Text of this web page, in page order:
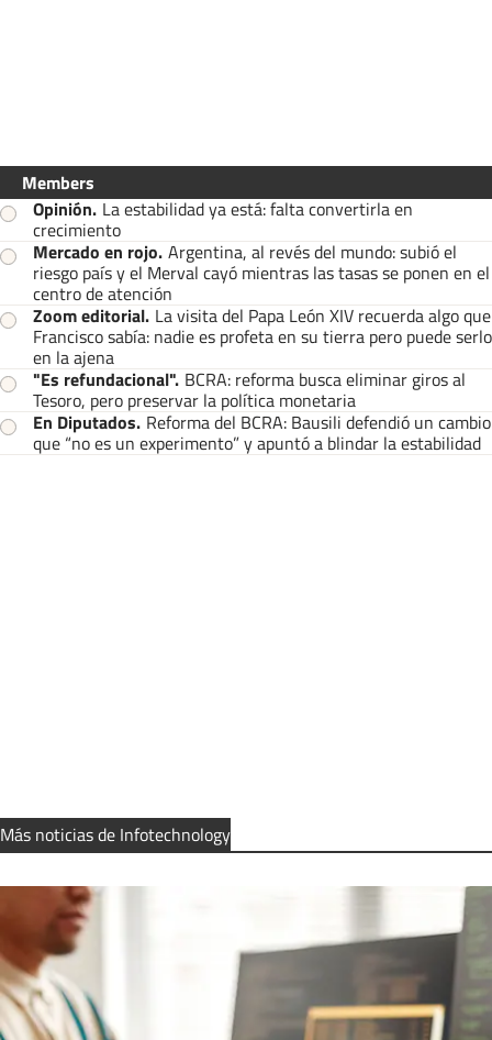
Members
Opinión. La estabilidad ya está: falta convertirla en
crecimiento
Mercado en rojo. Argentina, al revés del mundo: subió el
riesgo país y el Merval cayó mientras las tasas se ponen en el
centro de atención
Zoom editorial. La visita del Papa León XIV recuerda algo que
Francisco sabía: nadie es profeta en su tierra pero puede serlo
en la ajena
"Es refundacional". BCRA: reforma busca eliminar giros al
Tesoro, pero preservar la política monetaria
En Diputados. Reforma del BCRA: Bausili defendió un cambio
que “no es un experimento” y apuntó a blindar la estabilidad
Más noticias de Infotechnology